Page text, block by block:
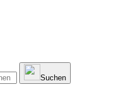
Suchen